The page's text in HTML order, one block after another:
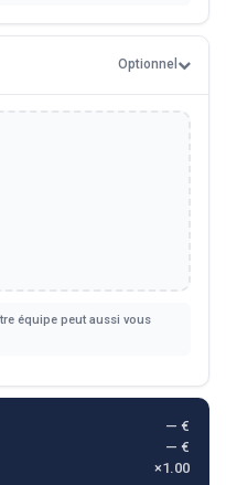
Optionnel
équipe peut aussi vous
— €
— €
×1.00